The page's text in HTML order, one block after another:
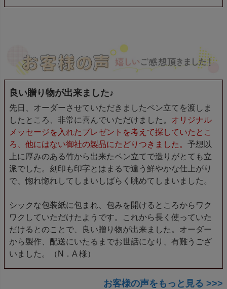
良い贈り物が出来ました♪
先日、オーダーさせていただきましたペン立てを渡しま
したところ、非常に喜んでいただけました。 オリジナル
メッセージを入れたプレゼントを考えて探していたとこ
ろ、他にはない御社の製品にたどりつきました。予想以
上に厚みのある竹から出来たペン立てで造りがとても立
派でした。刻印も印字とはまるで違う鮮やかな仕上がり
で、惚れ惚れしてしまいしばらく眺めてしまいました。
シックな包装紙に包まれ、包みを開けるところからワク
ワクしていただけたようです。これから長く使っていた
だけるとのことで、良い贈り物が出来ました。オーダー
から製作、配送にいたるまでお世話になり、有難うござ
いました。（N．A 様）
お客様の声をもっと見る >>>